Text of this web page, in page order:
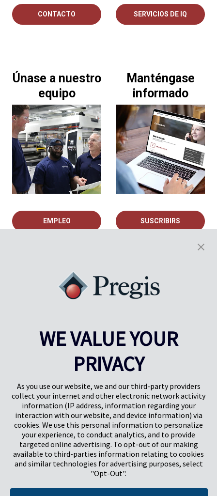
CONTACTO SERVICIOS DE IQ
Únase a nuestro
equipo
EMPLEO
Manténgase
informado
SUSCRIBIRS
Herts, UK
SG1 2DG
Centro Pregis IQ
Park Forum 1053
Países Bajos
Pregis GmbH
Rheinpromenade 13
40789 Monheim am Rhein
Deutschland
Geschäftsführer: K. J. Baudhuin, D. K. LaVanWay, L. Darnell
WE VALUE YOUR
PRIVACY
As you use our website, we and our third-party providers
collect your internet and other electronic network activity
information (IP address, information regarding your
interaction with our website, and device information) via
cookies. We use this personal information to personalize
your experience, to conduct analytics, and to provide
targeted online advertising. To opt-out of our making
available to third-parties information relating to cookies
and similar technologies for advertising purposes, select
"Opt-Out".